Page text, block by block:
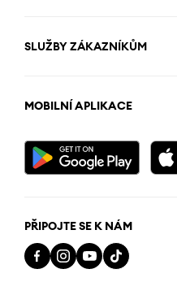
SLUŽBY ZÁKAZNÍKŮM
MOBILNÍ APLIKACE
PŘIPOJTE SE K NÁM